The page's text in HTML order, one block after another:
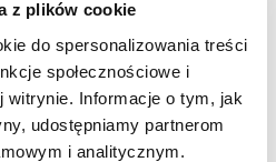
z plików cookie
do spersonalizowania treści
społecznościowe i
witrynie. Informacje o tym, jak
udostępniamy partnerom
i analitycznym.